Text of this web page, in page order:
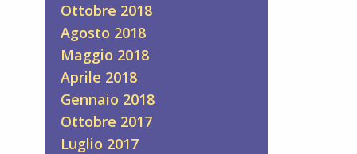
Ottobre 2018
Agosto 2018
Maggio 2018
Aprile 2018
Gennaio 2018
Ottobre 2017
Luglio 2017